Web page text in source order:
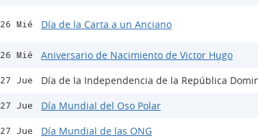
26 Mié Día de la Carta a un Anciano
26 Mié Aniversario de Nacimiento de Victor Hugo
27 Jue Día de la Independencia de la República
27 Jue Día Mundial del Oso Polar
27 Jue Día Mundial de las ONG